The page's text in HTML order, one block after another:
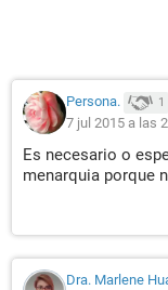
Persona. 1
7 jul 2015 a las
Es necesario o
menarquia porque
Dra. Marlene